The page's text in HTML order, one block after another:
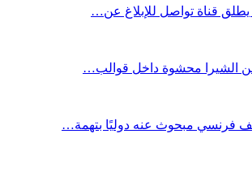
يطلق قناة تواصل للإبلاغ عن…
فرنسي مبحوث عنه دوليًا بتهمة…